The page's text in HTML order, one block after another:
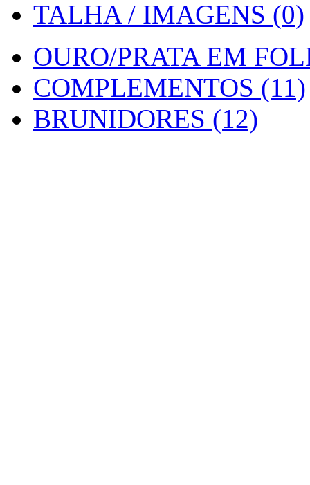
TALHA / IMAGENS (0)
OURO/PRATA EM
COMPLEMENTOS (11)
BRUNIDORES (12)